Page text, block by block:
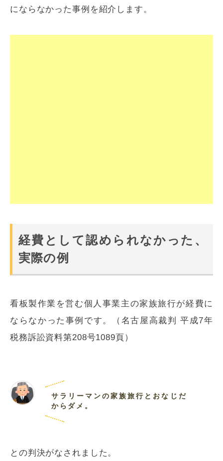
にならなかった事例を紹介します。
経費として認められなかった、
実際の例
看板製作業を営む個人事業主の家族旅行が経費に
ならなかった事例です。（名古屋高裁判 平成7年
税務訴訟資料第208号1089頁）
サラリーマンの家族旅行とおなじだ
からダメ。
との判決がなされました。